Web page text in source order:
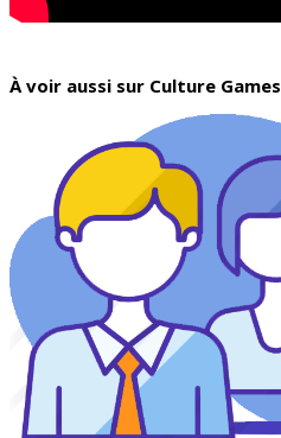
À voir aussi sur Culture Games